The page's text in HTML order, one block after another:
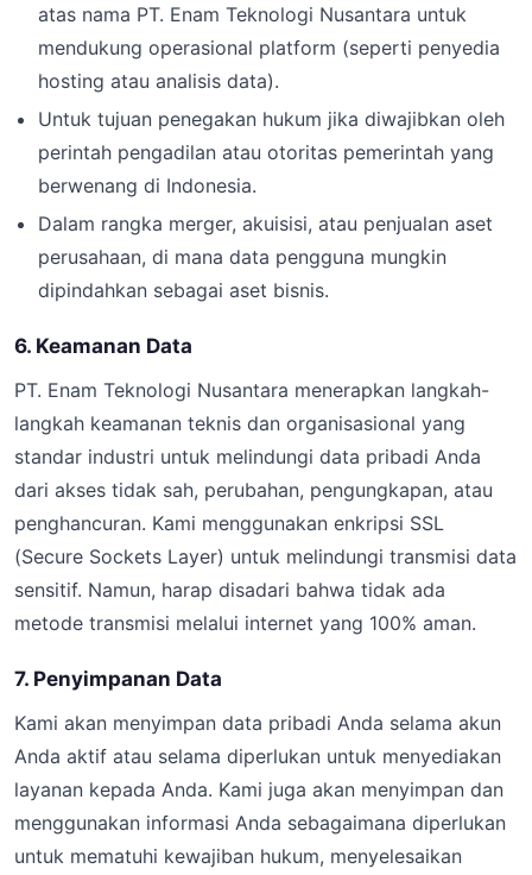
atas nama PT. Enam Teknologi Nusantara untuk
mendukung operasional platform (seperti penyedia
hosting atau analisis data).
Untuk tujuan penegakan hukum jika diwajibkan oleh
perintah pengadilan atau otoritas pemerintah yang
berwenang di Indonesia.
Dalam rangka merger, akuisisi, atau penjualan aset
perusahaan, di mana data pengguna mungkin
dipindahkan sebagai aset bisnis.
6. Keamanan Data
PT. Enam Teknologi Nusantara menerapkan langkah-
langkah keamanan teknis dan organisasional yang
standar industri untuk melindungi data pribadi Anda
dari akses tidak sah, perubahan, pengungkapan, atau
penghancuran. Kami menggunakan enkripsi SSL
(Secure Sockets Layer) untuk melindungi transmisi data
sensitif. Namun, harap disadari bahwa tidak ada
metode transmisi melalui internet yang 100% aman.
7. Penyimpanan Data
Kami akan menyimpan data pribadi Anda selama akun
Anda aktif atau selama diperlukan untuk menyediakan
layanan kepada Anda. Kami juga akan menyimpan dan
menggunakan informasi Anda sebagaimana diperlukan
untuk mematuhi kewajiban hukum, menyelesaikan